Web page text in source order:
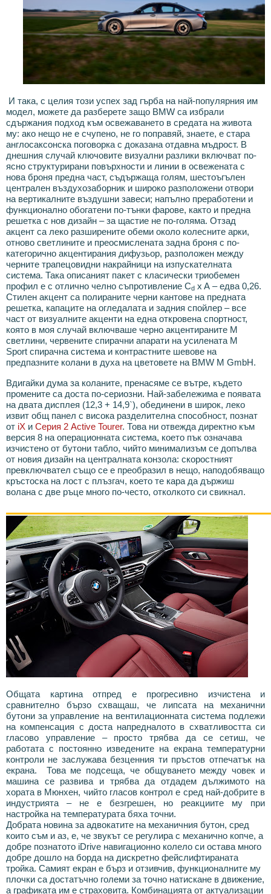
И така, с целия този успех зад гърба на най-популярния им
модел, можете да разберете защо BMW са избрали
сдържания подход към освежаването в средата на живота
му: ако нещо не е счупено, не го поправяй, знаете, е стара
англосаксонска поговорка с доказана отдавна мъдрост. В
днешния случай ключовите визуални разлики включват по-
ясно структурирани повърхности и линии в освежената с
нова броня предна част, съдържаща голям, шестоъгълен
централен въздухозаборник и широко разположени отвори
на вертикалните въздушни завеси; напълно преработени и
функционално обогатени по-тънки фарове, както и предна
решетка с нов дизайн – за щастие не по-голяма. Отзад
акцент са леко разширените обеми около колесните арки,
отново светлините и преосмислената задна броня с по-
категорично акцентирания дифузьор, разположен между
черните трапецовидни накрайници на изпускателната
система. Така описаният пакет с класически триобемен
профил е с отлично челно съпротивление Cd x A – едва 0,26.
Стилен акцент са полираните черни кантове на предната
решетка, капаците на огледалата и задния спойлер – все
част от визуалните акценти на една откровена спортност,
която в моя случай включвашe черно акцентираните М
светлини, червените спирачни апарати на усилената M
Sport спирачна система и контрастните шевове на
предпазните колани в духа на цветовете на BMW M GmbH.
Вдигайки дума за коланите, пренасяме се вътре, където
промените са доста по-сериозни. Най-забележима е появата
на двата дисплея (12,3 + 14,9`), обединени в широк, леко
извит общ панел с висока разделителна способност, познат
от iX и Серия 2 Active Tourer. Това ни отвежда директно към
версия 8 на операционната система, което пък означава
изчистено от бутони табло, чийто минимализъм се допълва
от новия дизайн на централната конзола: скоростният
превключвател също се е преобразил в нещо, наподобяващо
кръстоска на лост с плъзгач, което те кара да държиш
волана с две ръце много по-често, отколкото си свикнал.
Общата картина отпред е прогресивно изчистена и
сравнително бързо схващаш, че липсата на механични
бутони за управление на вентилационната система подлежи
на компенсация с доста напредналото в схватливостта си
гласово управление – просто трябва да се сетиш, че
работата с постоянно изведените на екрана температурни
контроли не заслужава безценния ти пръстов отпечатък на
екрана. Това ме подсеща, че общуването между човек и
машина се развива и трябва да отдадем дължимото на
хората в Мюнхен, чийто гласов контрол е сред най-добрите в
индустрията – не е безгрешен, но реакциите му при
настройка на температурата бяха точни.
Добрата новина за адвокатите на механичния бутон, сред
които съм и аз, е, че звукът се регулира с механично копче, а
добре познатото iDrive навигационно колело си остава много
добре дошло на борда на дискретно фейслифтираната
тройка. Самият екран е бърз и отзивчив, функционалните му
плочки са достатъчно големи за точно натискане в движение,
а графиката им е страховита. Комбинацията от актуализации